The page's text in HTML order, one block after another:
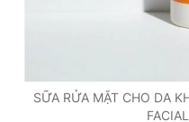
SỮA RỬA MẶT CHO DA